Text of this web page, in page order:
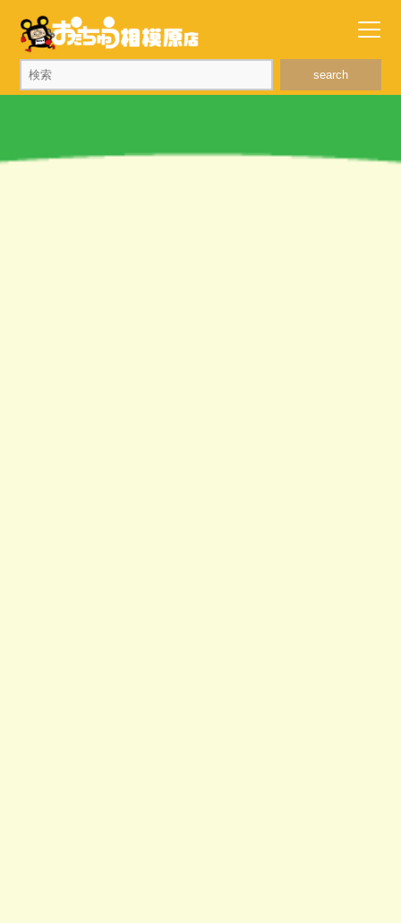
search